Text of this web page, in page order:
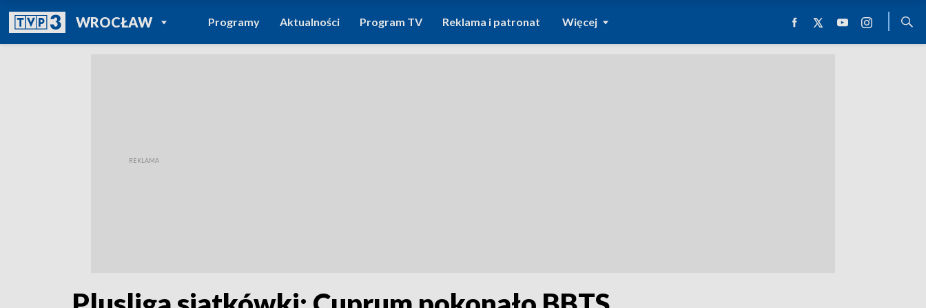
WROCŁAWPOWRÓT DO
TVP REGIONY
Programy Aktualności Program TV Reklama i patronat Więcej